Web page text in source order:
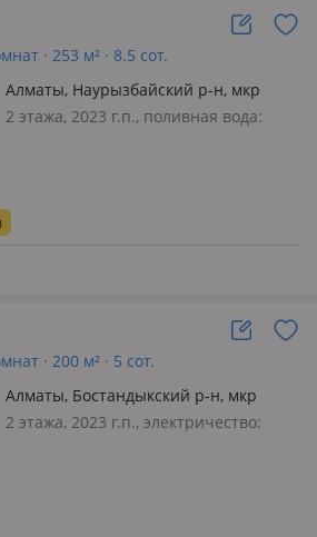
· 253 м² · 8.5 сот.
Алматы, Наурызбайский р-н, мкр
Таусамалы, C\Т Жанат-2 41/2
2 этажа, 2023 г.п., поливная вода:
просторный, уютный, эксклюзивный
дом с качественным ремонт…
· 200 м² · 5 сот.
Алматы, Бостандыкский р-н, мкр
Нурлытау (Энергетик), 174/2
2 этажа, 2023 г.п., электричество: